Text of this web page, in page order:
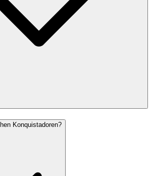
Konquistadoren?